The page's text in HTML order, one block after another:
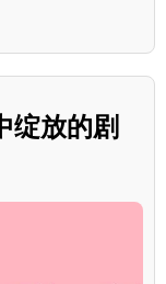
绽放的剧